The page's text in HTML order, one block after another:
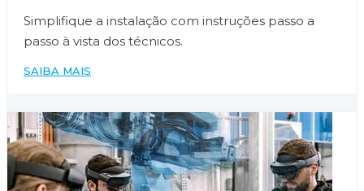
Simplifique a instalação com instruções passo a
passo à vista dos técnicos.
SAIBA MAIS